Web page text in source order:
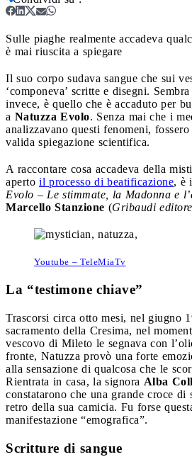
Sulle piaghe realmente accadeva
è mai riuscita a spiegare
Il suo corpo sudava sangue che sui
‘componeva’ scritte e disegni.
invece, è quello che è accaduto per
a Natuzza Evolo. Senza mai che i
analizzavano questi fenomeni,
valida spiegazione scientifica.
A raccontare cosa accadeva della
aperto il processo di beatificazione, è
Evolo – Le stimmate, la Madonna e
Marcello Stanzione (Gribaudi editore
Youtube – TeleMiaTv
La “testimone chiave”
Trascorsi circa otto mesi, nel giugno
sacramento della Cresima, nel
vescovo di Mileto le segnava con
fronte, Natuzza provò una forte
alla sensazione di qualcosa che le
Rientrata in casa, la signora Alba
constatarono che una grande croce di
retro della sua camicia. Fu forse
manifestazione “emografica”.
Scritture di sangue